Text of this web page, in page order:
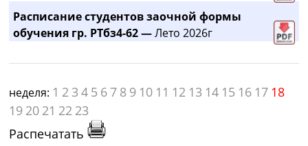
Расписание студентов заочной формы
обучения гр. РТбз4-62 —Лето 2026г
неделя: 1 2 3 4 5 6 7 8 9 10 11 12 13 14 15 16 17 18
19 20 21 22 23
Распечатать